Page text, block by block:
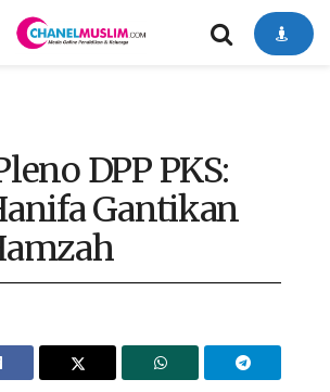
DPP PKS:
Gantikan